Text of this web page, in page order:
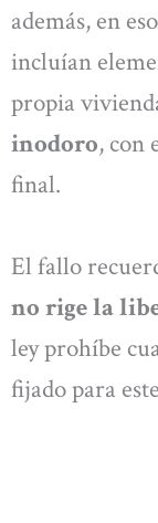
además, en
incluían
propia
inodoro, con
final.
El fallo
no rige la
ley prohíbe
fijado para